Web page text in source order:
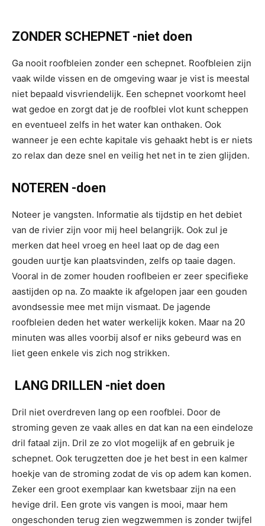
ZONDER SCHEPNET -niet doen
Ga nooit roofbleien zonder een schepnet. Roofbleien zijn
vaak wilde vissen en de omgeving waar je vist is meestal
niet bepaald visvriendelijk. Een schepnet voorkomt heel
wat gedoe en zorgt dat je de roofblei vlot kunt scheppen
en eventueel zelfs in het water kan onthaken. Ook
wanneer je een echte kapitale vis gehaakt hebt is er niets
zo relax dan deze snel en veilig het net in te zien glijden.
NOTEREN -doen
Noteer je vangsten. Informatie als tijdstip en het debiet
van de rivier zijn voor mij heel belangrijk. Ook zul je
merken dat heel vroeg en heel laat op de dag een
gouden uurtje kan plaatsvinden, zelfs op taaie dagen.
Vooral in de zomer houden rooflbeien er zeer specifieke
aastijden op na. Zo maakte ik afgelopen jaar een gouden
avondsessie mee met mijn vismaat. De jagende
roofbleien deden het water werkelijk koken. Maar na 20
minuten was alles voorbij alsof er niks gebeurd was en
liet geen enkele vis zich nog strikken.
LANG DRILLEN -niet doen
Dril niet overdreven lang op een roofblei. Door de
stroming geven ze vaak alles en dat kan na een eindeloze
dril fataal zijn. Dril ze zo vlot mogelijk af en gebruik je
schepnet. Ook terugzetten doe je het best in een kalmer
hoekje van de stroming zodat de vis op adem kan komen.
Zeker een groot exemplaar kan kwetsbaar zijn na een
hevige dril. Een grote vis vangen is mooi, maar hem
ongeschonden terug zien wegzwemmen is zonder twijfel